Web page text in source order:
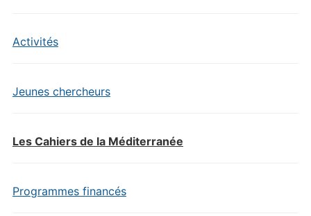
Activités
Jeunes chercheurs
Les Cahiers de la Méditerranée
Programmes financés